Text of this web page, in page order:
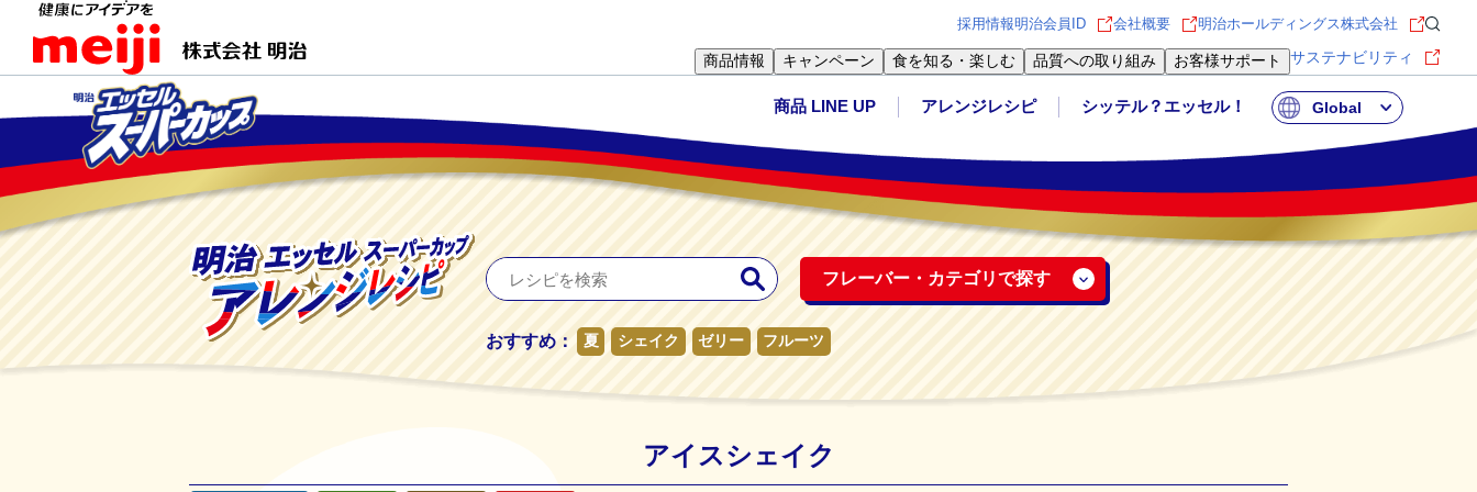
商品情報 キャンペーン 食を知る・楽しむ 品質への取り組み お客様サポート サステナビリティ
採用情報明治会員ID 会社概要 明治ホールディングス株式会社
商品 LINE UP アレンジレシピ シッテル？エッセル！ Global
フレーバー・ カテゴリで探す
おすすめ： 夏 シェイク ゼリー フルーツ
アイスシェイク